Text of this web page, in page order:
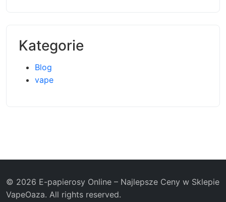
Kategorie
Blog
vape
© 2026 E-papierosy Online – Najlepsze Ceny w Sklepie
VapeOaza. All rights reserved.